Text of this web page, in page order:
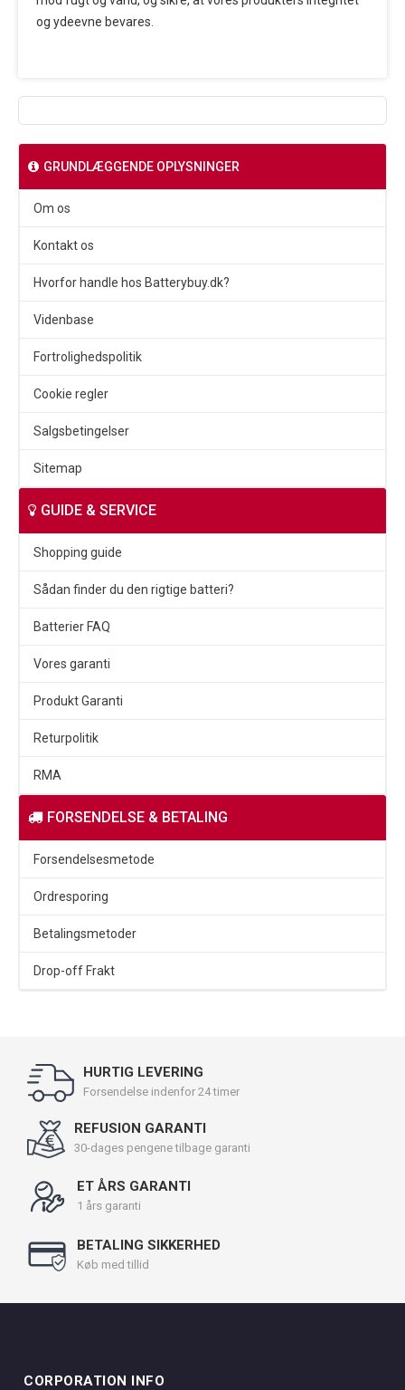
og ydeevne bevares.
GRUNDLÆGGENDE OPLYSNINGER
Om os
Kontakt os
Hvorfor handle hos Batterybuy.dk?
Videnbase
Fortrolighedspolitik
Cookie regler
Salgsbetingelser
Sitemap
GUIDE & SERVICE
Shopping guide
Sådan finder du den rigtige batteri?
Batterier FAQ
Vores garanti
Produkt Garanti
Returpolitik
RMA
FORSENDELSE & BETALING
Forsendelsesmetode
Ordresporing
Betalingsmetoder
Drop-off Frakt
HURTIG LEVERING
Forsendelse indenfor 24 timer
REFUSION GARANTI
30-dages pengene tilbage garanti
ET ÅRS GARANTI
1 års garanti
BETALING SIKKERHED
Køb med tillid
CORPORATION INFO